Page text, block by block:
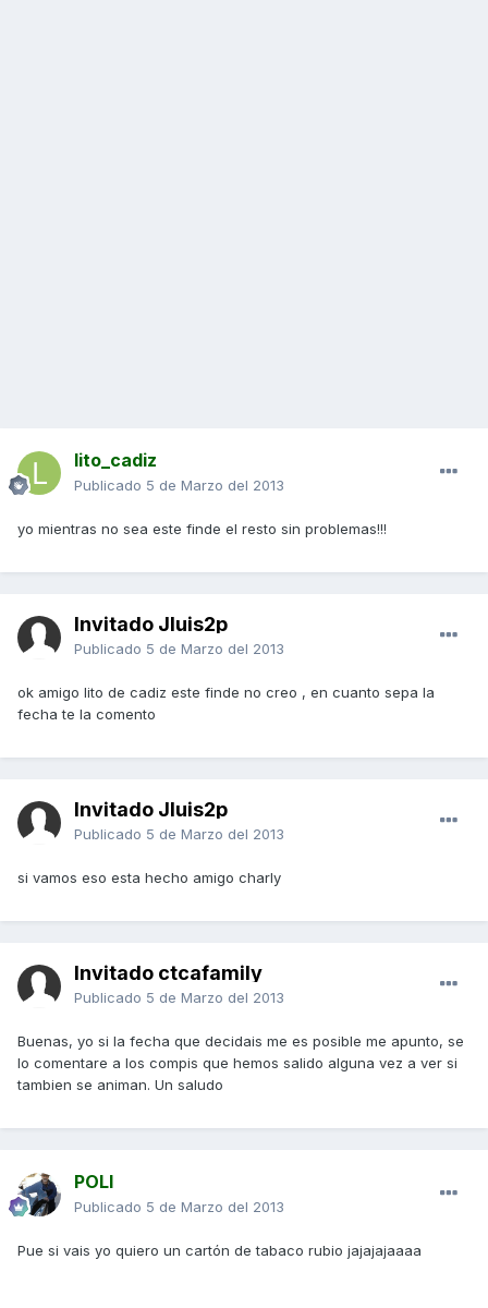
lito_cadiz
Publicado 5 de Marzo del 2013
yo mientras no sea este finde el resto sin problemas!!!
Invitado Jluis2p
Publicado 5 de Marzo del 2013
ok amigo lito de cadiz este finde no creo , en cuanto sepa la
fecha te la comento
Invitado Jluis2p
Publicado 5 de Marzo del 2013
si vamos eso esta hecho amigo charly
Invitado ctcafamily
Publicado 5 de Marzo del 2013
Buenas, yo si la fecha que decidais me es posible me apunto, se
lo comentare a los compis que hemos salido alguna vez a ver si
tambien se animan. Un saludo
POLI
Publicado 5 de Marzo del 2013
Pue si vais yo quiero un cartón de tabaco rubio jajajajaaaa